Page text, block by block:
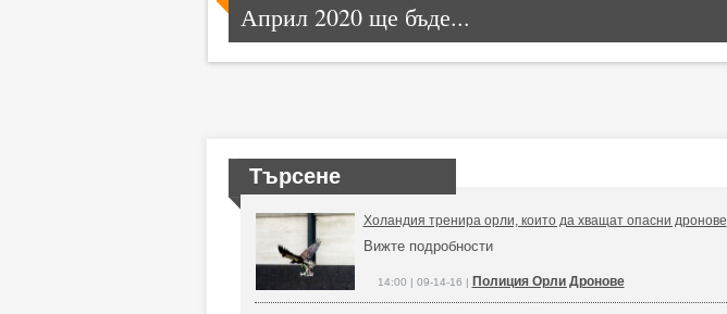
Април 2020 ще бъде...
Търсене
Холандия тренира орли, които да хващат опасни дронове
Вижте подробности
14:00 | 09-14-16 | Полиция Орли Дронове